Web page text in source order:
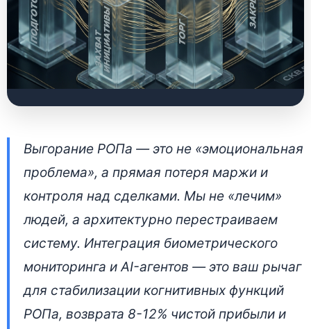
Системное
управление стрессом
у РОПа:
архитектурный
подход к B2B-
продажам
20 апреля 2026 • 👁 5 921 прочтений
Выгорание РОПа — это не «эмоциональная
проблема», а прямая потеря маржи и
контроля над сделками. Мы не «лечим»
людей, а архитектурно перестраиваем
систему. Интеграция биометрического
мониторинга и AI-агентов — это ваш рычаг
для стабилизации когнитивных функций
РОПа, возврата 8-12% чистой прибыли и